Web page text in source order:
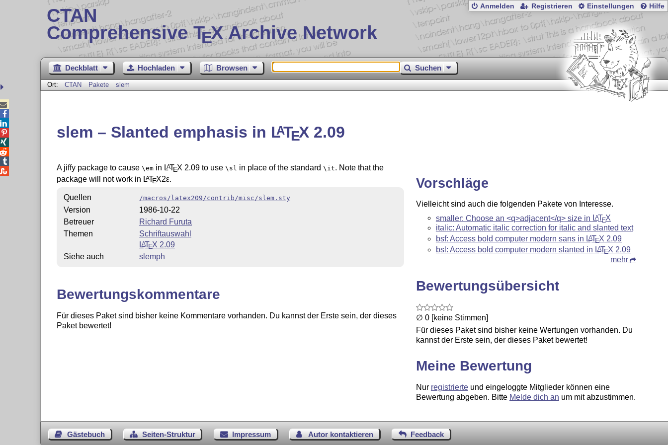
CTAN
Comprehensive TEX Archive Network
Anmelden Registrieren Einstellungen Hilfe
Deckblatt Hochladen Browsen Suchen
Ort: CTAN Pakete slem
slem – Slanted emphasis in LATEX2.09
A jiffy package to cause \emin LATEX 2.09 to use \sl in place of the standard \it. Note that the
package will not work in LATEX2ε.
Quellen /macros/latex209/contrib/misc/slem.sty
Version
1986-10-22
Betreuer
Richard Furuta
Themen
Schriftauswahl
LATEX 2.09
Siehe auch
slemph
Bewertungskommentare
Für dieses Paket sind bisher keine Kommentare vorhanden. Du kannst der Erste sein, der dieses
Paket bewertet!
Vorschläge
Vielleicht sind auch die folgenden Pakete von Interesse.
smaller: Choose an <q>adjacent</q> size in LATEX
italic: Automatic italic correction for italic and slanted text
bsf: Access bold computer modern sans in LATEX 2.09
bsl: Access bold computer modern slanted in LATEX 2.09
mehr
Bewertungsübersicht
∅ 0 [keine Stimmen]
Für dieses Paket sind bisher keine Wertungen vorhanden. Du
kannst der Erste sein, der dieses Paket bewertet!
Meine Bewertung
Nur registrierteund eingeloggte Mitglieder können eine
Bewertung abgeben. Bitte Melde dich an um mit abzustimmen.
Gästebuch Seiten-Struktur Impressum Autor kontaktieren Feedback




